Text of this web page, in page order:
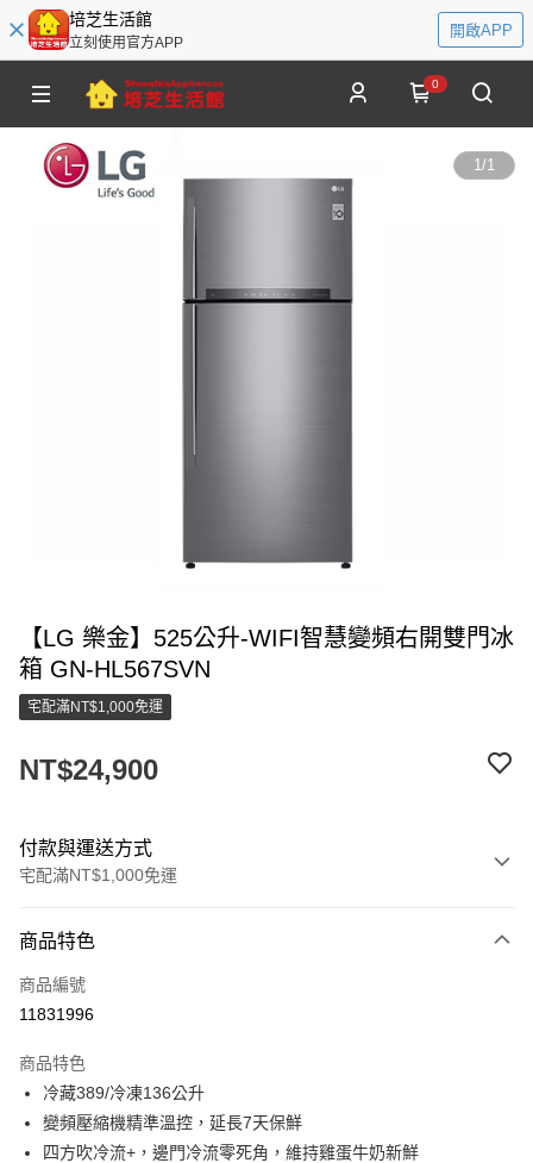
培芝生活館
立刻使用官方APP
開啟APP
0
1/1
【LG 樂金】525公升-WIFI智慧變頻右開雙門冰
箱 GN-HL567SVN
宅配滿NT$1,000免運
NT$24,900
付款與運送方式
宅配滿NT$1,000免運
信用卡一次付款
LINE Pay
悠遊付
ATM付款
商品特色
商品編號
11831996
商品特色
冷藏389/冷凍136公升
變頻壓縮機精準溫控，延長7天保鮮
四方吹冷流+，邊門冷流零死角，維持雞蛋牛奶新鮮